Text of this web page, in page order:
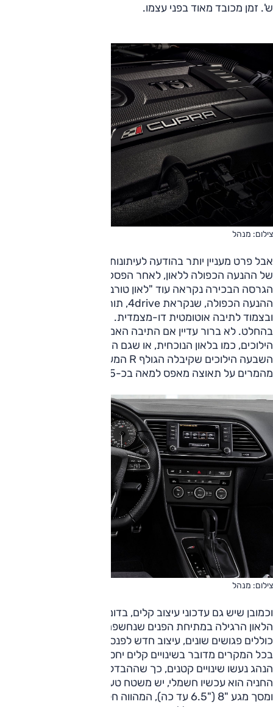
ש'. זמן מכובד מאוד בפני עצמו.
צילום: מנהל
אבל פרט מעניין יותר בהודעה לעיתונות הוא ההכרזה על חזרתה
של ההנעה הכפולה ללאון, לאחר הפסקה של יותר מעשור (כאשר
הגרסה הבכירה נקראה עוד "לאון טורבו"). אבל רק בערך -
ההנעה הכפולה, שנקראת 4drive, תותקן רק בגרסת הסטיישן,
ובצמוד לתיבה אוטומטית דו-מצמדית. אקשן סטיישן מסקרן
בהחלט. לא ברור עדיין אם התיבה האמורה תהיה עם שישה
הילוכים, כמו בלאון הנוכחית, או שגם היא תקבל את תיבת
השבעה הילוכים שקיבלה הגולף R המעודכנת. כך או כך, אנו
מהמרים על תאוצה מאפס למאה בכ-5 שניות.
צילום: מנהל
וכמובן שיש גם עדכוני עיצוב קלים, בדומה לעדכונים שקיבלה
הלאון הרגילה במתיחת הפנים שנחשפה לאחרונה. שינויים אלו
כוללים פגושים שונים, עיצוב חדש לפנסים ושבכה חדשה - אם כי
בכל המקרים מדובר בשינויים קלים יחסית.גם בעיצוב סביבת
הנהג נעשו שינויים קטנים, כך שההבדל העיקרי הוא באבזור: בלם
החניה הוא עכשיו חשמלי, יש משטח טעינה אלחוטי לסמארטפון
ומסך מגע "8 ("6.5 עד כה), המהווה חלק ממערכת מידע/בידור